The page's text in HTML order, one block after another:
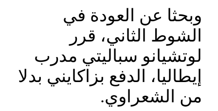
وبحثا عن العودة في
الشوط الثاني، قرر
لوتشيانو سباليتي مدرب
إيطاليا، الدفع بزاكايني بدلا
من الشعراوي.